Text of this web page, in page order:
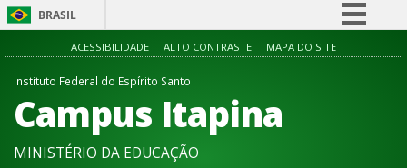
BRASIL
Simplifique!
Acesso à informação
ACESSIBILIDADE ALTO CONTRASTE MAPA DO SITE
Instituto Federal do Espírito Santo
Campus Itapina
MINISTÉRIO DA EDUCAÇÃO